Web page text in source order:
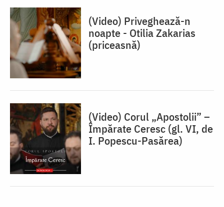
(Video) Priveghează-n
noapte - Otilia Zakarias
(priceasnă)
(Video) Corul „Apostolii” –
⁠Împărate Ceresc (gl. VI, de
I. Popescu-Pasărea)